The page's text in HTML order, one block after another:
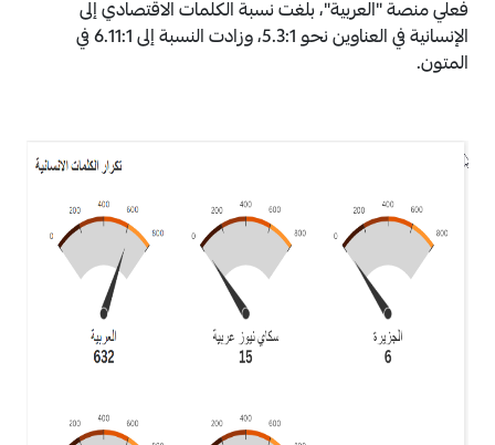
فعلي منصة "العربية"، بلغت نسبة الكلمات الاقتصادي إلى
الإنسانية في العناوين نحو 5.3:1، وزادت النسبة إلى 6.11:1 في
المتون.